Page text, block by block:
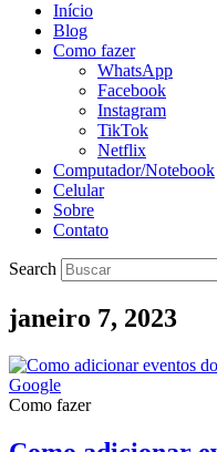
Início
Blog
Como fazer
WhatsApp
Facebook
Instagram
TikTok
Netflix
Computador/Notebook
Celular
Sobre
Contato
Search
janeiro 7, 2023
Como fazer